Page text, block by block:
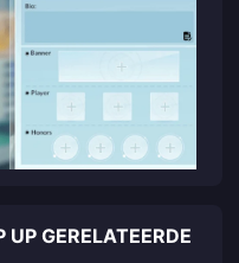
GERELATEERDE